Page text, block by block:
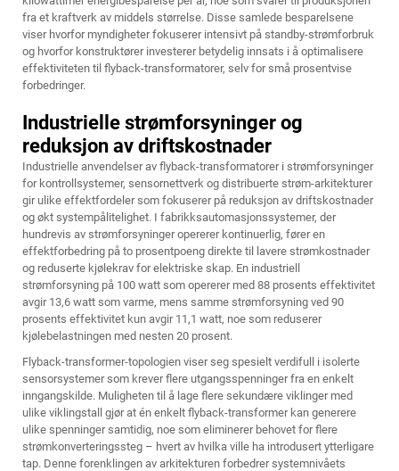
fra et kraftverk av middels størrelse. Disse samlede besparelsene
viser hvorfor myndigheter fokuserer intensivt på standby-strømforbruk
og hvorfor konstruktører investerer betydelig innsats i å optimalisere
effektiviteten til flyback-transformatorer, selv for små prosentvise
forbedringer.
Industrielle strømforsyninger og
reduksjon av driftskostnader
Industrielle anvendelser av flyback-transformatorer i strømforsyninger
for kontrollsystemer, sensornettverk og distribuerte strøm-arkitekturer
gir ulike effektfordeler som fokuserer på reduksjon av driftskostnader
og økt systempålitelighet. I fabrikksautomasjonssystemer, der
hundrevis av strømforsyninger opererer kontinuerlig, fører en
effektforbedring på to prosentpoeng direkte til lavere strømkostnader
og reduserte kjølekrav for elektriske skap. En industriell
strømforsyning på 100 watt som opererer med 88 prosents effektivitet
avgir 13,6 watt som varme, mens samme strømforsyning ved 90
prosents effektivitet kun avgir 11,1 watt, noe som reduserer
kjølebelastningen med nesten 20 prosent.
Flyback-transformer-topologien viser seg spesielt verdifull i isolerte
sensorsystemer som krever flere utgangsspenninger fra en enkelt
inngangskilde. Muligheten til å lage flere sekundære viklinger med
ulike viklingstall gjør at én enkelt flyback-transformer kan generere
ulike spenninger samtidig, noe som eliminerer behovet for flere
strømkonverteringssteg – hvert av hvilka ville ha introdusert ytterligare
tap. Denne forenklingen av arkitekturen forbedrer systemnivåets